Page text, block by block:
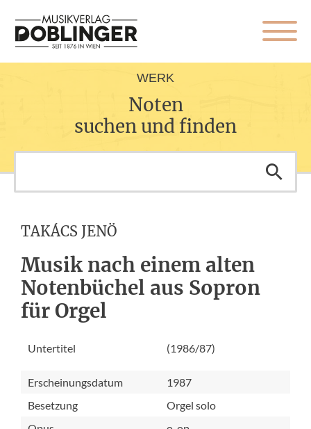
WERK
Noten
suchen und finden
TAKÁCS JENÖ
Musik nach einem alten
Notenbüchel aus Sopron
für Orgel
Untertitel (1986/87)
Erscheinungsdatum
1987
Besetzung
Orgel solo